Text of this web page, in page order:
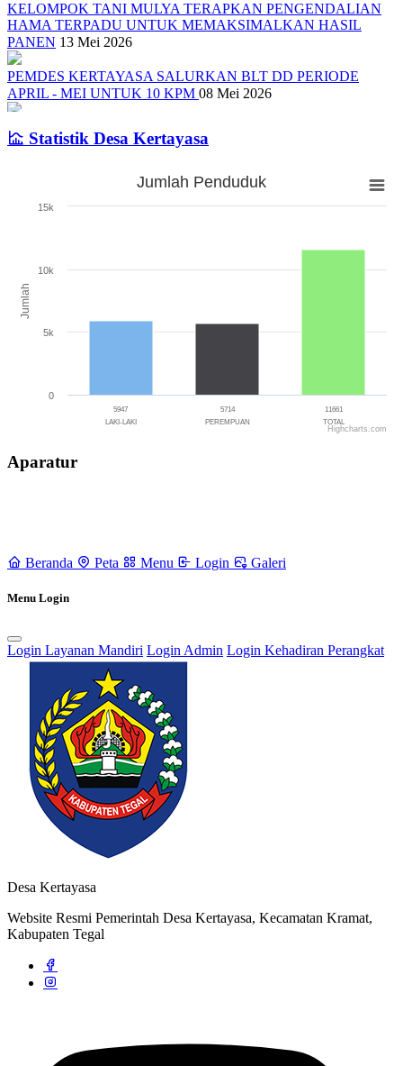
KELOMPOK TANI MULYA TERAPKAN PENGENDALIAN
HAMA TERPADU UNTUK MEMAKSIMALKAN HASIL
PANEN 13 Mei 2026
PEMDES KERTAYASA SALURKAN BLT DD PERIODE
APRIL - MEI UNTUK 10 KPM 08 Mei 2026
SOSIALISASI TENTANG PEMILIHAN ANGGOTA BPD DAN
PEMBENTUKAN PANITIA PENGISIAN ANGGOTA BPD
PEMERINTAH DESA KERTAYASA SALURKAN BLT DD
PERIODE JANUARI - MARET 2026
Pelantikan dan Pengukuhan Pengurus RT/RW Desa Kertayas Tahun
09 Juli 2020
Rencana Pembangunan Jangka Menengah Desa (RPJMDes) dan
Rencana Kerja Pembangunan Desa (RKPDes)
Pendaftaran Kartu Prakerja Gratis oleh Tim Kita Kompeten di Desa
Kertayasa 24 Juni 2022
Statistik Desa Kertayasa
Jumlah
Jumlah Penduduk
5947
LAKI-LAKI
5714
PEREMPUAN
11661
TOTAL
0
5k
10k
15k
Highcharts.com
Aparatur
Beranda Peta Menu Login Galeri
Menu Login
Login Layanan Mandiri Login Admin Login Kehadiran Perangkat
Desa Kertayasa
Website Resmi Pemerintah Desa Kertayasa, Kecamatan Kramat,
Kabupaten Tegal